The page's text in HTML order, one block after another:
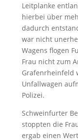
Leitplanke
hierbei über
dadurch
war nicht
Wagens flogen
Frau nicht zum
Grafenrheinfeld
Unfallwagen
Polizei.
Schweinfurter
stoppten die
ergab einen